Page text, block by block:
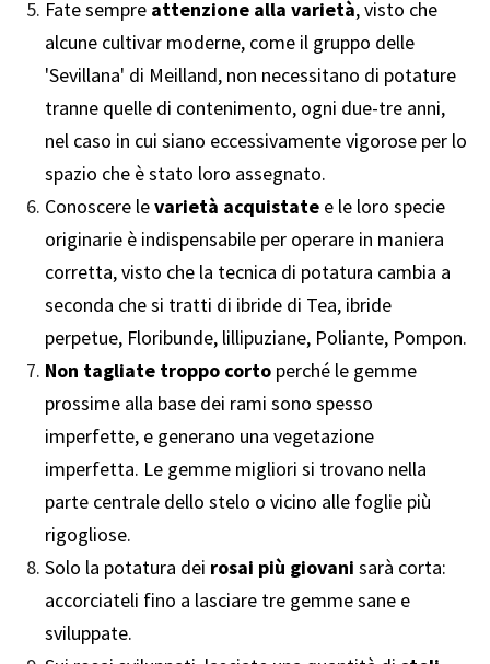
Fate sempre attenzione alla varietà, visto che
alcune cultivar moderne, come il gruppo delle
'Sevillana' di Meilland, non necessitano di potature
tranne quelle di contenimento, ogni due-tre anni,
nel caso in cui siano eccessivamente vigorose per lo
spazio che è stato loro assegnato.
Conoscere levarietà acquistate e le loro specie
originarie è indispensabile per operare in maniera
corretta, visto che la tecnica di potatura cambia a
seconda che si tratti di ibride di Tea, ibride
perpetue, Floribunde, lillipuziane, Poliante, Pompon.
Non tagliate troppo corto perché le gemme
prossime alla base dei rami sono spesso
imperfette, e generano una vegetazione
imperfetta. Le gemme migliori si trovano nella
parte centrale dello stelo o vicino alle foglie più
rigogliose.
Solo la potatura dei rosai più giovani sarà corta:
accorciateli fino a lasciare tre gemme sane e
sviluppate.